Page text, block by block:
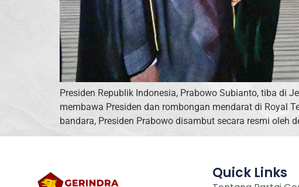
Presiden Republik Indonesia, Prabowo Subianto, tiba di
membawa Presiden dan rombongan mendarat di Royal
bandara, Presiden Prabowo disambut secara resmi oleh
Quick Links